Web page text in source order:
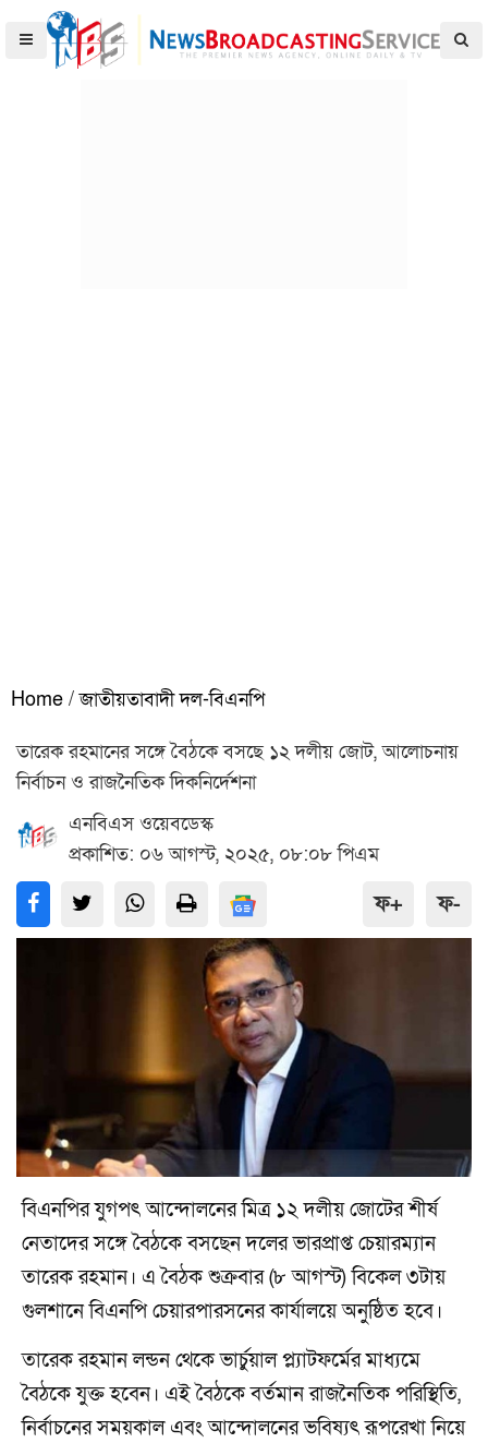
Home / জাতীয়তাবাদী দল-বিএনপি
তারেক রহমানের সঙ্গে বৈঠকে বসছে ১২ দলীয় জোট, আলোচনায়
নির্বাচন ও রাজনৈতিক দিকনির্দেশনা
এনবিএস ওয়েবডেস্ক
প্রকাশিত: ০৬ আগস্ট, ২০২৫, ০৮:০৮ পিএম
ফ+ ফ-
বিএনপির যুগপৎ আন্দোলনের মিত্র ১২ দলীয় জোটের শীর্ষ
নেতাদের সঙ্গে বৈঠকে বসছেন দলের ভারপ্রাপ্ত চেয়ারম্যান
তারেক রহমান। এ বৈঠক শুক্রবার (৮ আগস্ট) বিকেল ৩টায়
গুলশানে বিএনপি চেয়ারপারসনের কার্যালয়ে অনুষ্ঠিত হবে।
তারেক রহমান লন্ডন থেকে ভার্চুয়াল প্ল্যাটফর্মের মাধ্যমে
বৈঠকে যুক্ত হবেন। এই বৈঠকে বর্তমান রাজনৈতিক পরিস্থিতি,
নির্বাচনের সময়কাল এবং আন্দোলনের ভবিষ্যৎ রূপরেখা নিয়ে